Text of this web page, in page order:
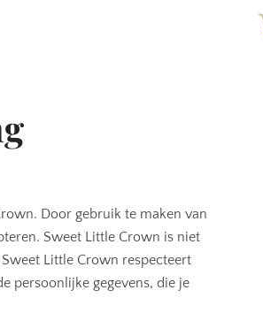
Door gebruik te maken van
Sweet Little Crown is niet
Little Crown respecteert
persoonlijke gegevens, die je